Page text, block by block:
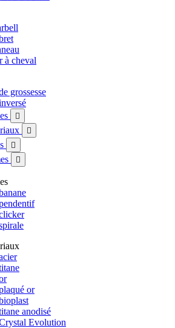
à cheval
grossesse




or
anodisé
Evolution